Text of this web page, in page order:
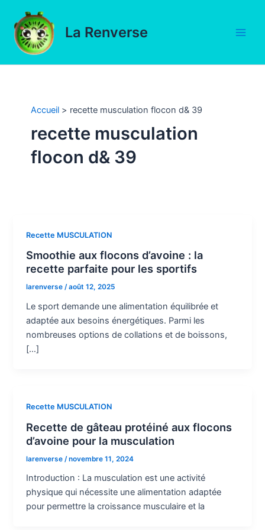
contenu
La Renverse
Accueil recette musculation flocon d& 39
recette musculation
flocon d& 39
Recette MUSCULATION
Smoothie aux flocons d’avoine : la
recette parfaite pour les sportifs
larenverse/août 12, 2025
Le sport demande une alimentation équilibrée et
adaptée aux besoins énergétiques. Parmi les
nombreuses options de collations et de boissons,
[…]
Recette MUSCULATION
Recette de gâteau protéiné aux flocons
d’avoine pour la musculation
larenverse /novembre 11, 2024
Introduction : La musculation est une activité
physique qui nécessite une alimentation adaptée
pour permettre la croissance musculaire et la